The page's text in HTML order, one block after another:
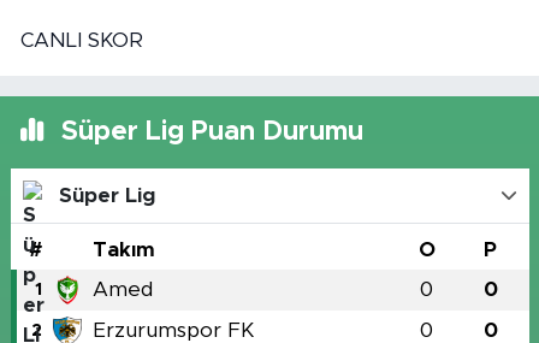
CANLI SKOR
Süper Lig Puan Durumu
Süper Lig
# Takım O P
1 Amed 0 0
2 Erzurumspor FK 0 0